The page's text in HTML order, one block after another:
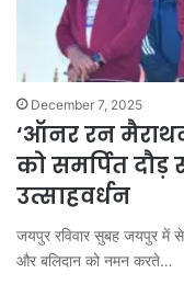
December 7, 2025
‘ऑनर रन
को समर्पित
उत्साहवर्धन
जयपुर रविवार सुबह जयपुर में
और बलिदान को नमन करते…